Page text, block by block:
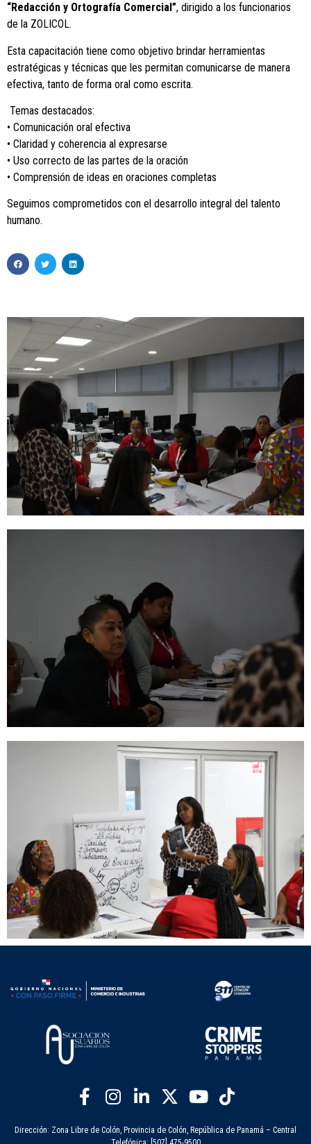
“Redacción y Ortografía Comercial”, dirigido a los funcionarios
de la ZOLICOL.
Esta capacitación tiene como objetivo brindar herramientas
estratégicas y técnicas que les permitan comunicarse de manera
efectiva, tanto de forma oral como escrita.
Temas destacados:
• Comunicación oral efectiva
• Claridad y coherencia al expresarse
• Uso correcto de las partes de la oración
• Comprensión de ideas en oraciones completas
Seguimos comprometidos con el desarrollo integral del talento
humano.
Dirección: Zona Libre de Colón, Provincia de Colón, República de Panamá – Central